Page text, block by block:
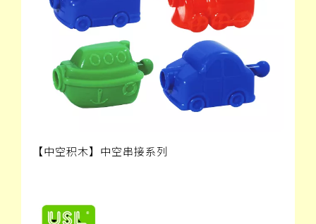
【中空积木】中空串接系列